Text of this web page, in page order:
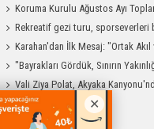
Koruma Kurulu Ağustos Ayı
Yapıldı
Rekreatif gezi turu, sporseverleri
getirdi
Karahan'dan İlk Mesaj: "Ortak Akıl
Dayanışmayla Çalışacağız"
"Bayrakları Gördük, Sınırın
Uzaklığını Aynı Anda Hissettik"
Vali Ziya Polat, Akyaka
Rafting Heyecanına Katıldı